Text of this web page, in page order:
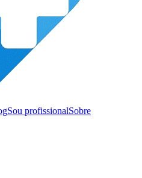
Sou profissionalSobre